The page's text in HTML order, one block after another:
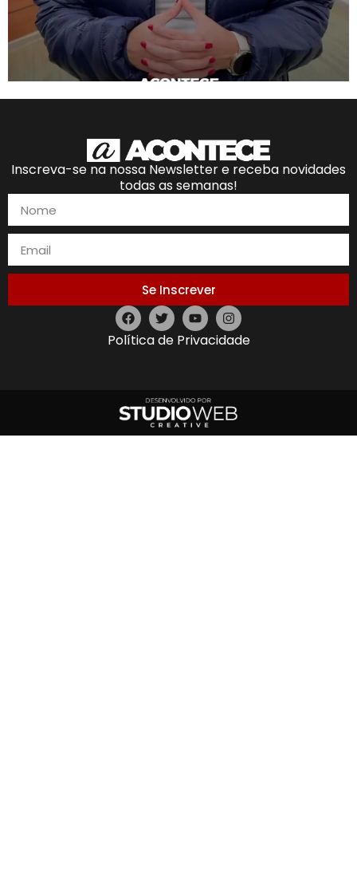
Inscreva-se na nossa Newsletter e receba novidades
todas as semanas!
Se Inscrever
Política de Privacidade